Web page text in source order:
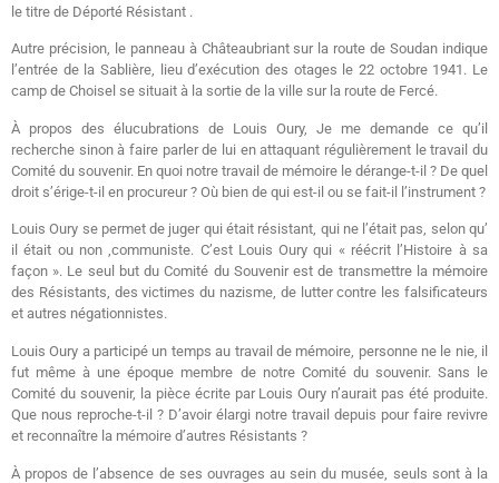
le titre de Déporté Résistant .
Autre précision, le panneau à Châteaubriant sur la route de Soudan indique
l’entrée de la Sablière, lieu d’exécution des otages le 22 octobre 1941. Le
camp de Choisel se situait à la sortie de la ville sur la route de Fercé.
À propos des élucubrations de Louis Oury, Je me demande ce qu’il
recherche sinon à faire parler de lui en attaquant régulièrement le travail du
Comité du souvenir. En quoi notre travail de mémoire le dérange-t-il ? De quel
droit s’érige-t-il en procureur ? Où bien de qui est-il ou se fait-il l’instrument ?
Louis Oury se permet de juger qui était résistant, qui ne l’était pas, selon qu’
il était ou non ,communiste. C’est Louis Oury qui « réécrit l’Histoire à sa
façon ». Le seul but du Comité du Souvenir est de transmettre la mémoire
des Résistants, des victimes du nazisme, de lutter contre les falsificateurs
et autres négationnistes.
Louis Oury a participé un temps au travail de mémoire, personne ne le nie, il
fut même à une époque membre de notre Comité du souvenir. Sans le
Comité du souvenir, la pièce écrite par Louis Oury n’aurait pas été produite.
Que nous reproche-t-il ? D’avoir élargi notre travail depuis pour faire revivre
et reconnaître la mémoire d’autres Résistants ?
À propos de l’absence de ses ouvrages au sein du musée, seuls sont à la